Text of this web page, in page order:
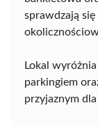
sprawdzają
Lokal
parkingiem
przyjaznym